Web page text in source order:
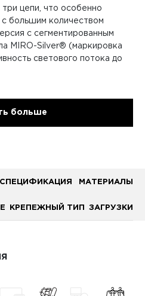
три цепи, что особенно
большим количеством
с сегментированным
MIRO-Silver® (маркировка
светового потока до
больше
СПЕЦИФИКАЦИЯ МАТЕРИАЛЫ
КРЕПЕЖНЫЙ ТИП ЗАГРУЗКИ